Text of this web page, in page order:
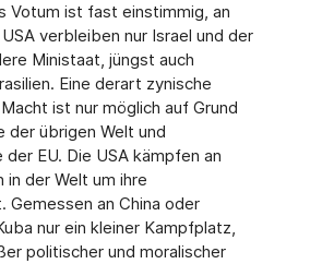
Votum ist fast einstimmig, an
verbleiben nur Israel und der
Ministaat, jüngst auch
Eine derart zynische
ist nur möglich auf Grund
der übrigen Welt und
EU. Die USA kämpfen an
in der Welt um ihre
Gemessen an China oder
nur ein kleiner Kampfplatz,
politischer und moralischer